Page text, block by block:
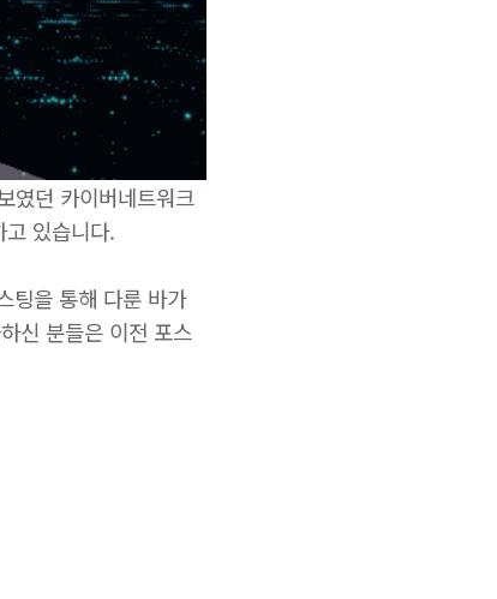
였던 카이버네트워크
고 있습니다.
팅을 통해 다룬 바가
신 분들은 이전 포스